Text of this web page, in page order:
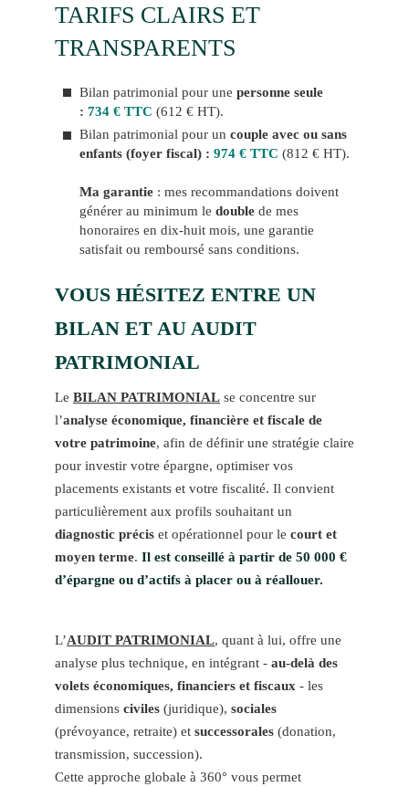
TARIFS CLAIRS ET
TRANSPARENTS
Bilan patrimonial pour une personne seule
: 734 € TTC (612 € HT).
Bilan patrimonial pour un couple avec ou sans
enfants (foyer fiscal) : 974 € TTC (812 € HT).
Ma garantie : mes recommandations doivent
générer au minimum le double de mes
honoraires en dix-huit mois, une garantie
satisfait ou remboursé sans conditions.
VOUS HÉSITEZ ENTRE UN
BILAN ET AU AUDIT
PATRIMONIAL
Le BILAN PATRIMONIAL se concentre sur
l’analyse économique, financière et fiscale de
votre patrimoine, afin de définir une stratégie claire
pour investir votre épargne, optimiser vos
placements existants et votre fiscalité. Il convient
particulièrement aux profils souhaitant un
diagnostic précis et opérationnel pour le court et
moyen terme. Il est conseillé à partir de 50 000 €
d’épargne ou d’actifs à placer ou à réallouer.
L’AUDIT PATRIMONIAL, quant à lui, offre une
analyse plus technique, en intégrant - au-delà des
volets économiques, financiers et fiscaux - les
dimensions civiles (juridique), sociales
(prévoyance, retraite) et successorales (donation,
transmission, succession).
Cette approche globale à 360° vous permet